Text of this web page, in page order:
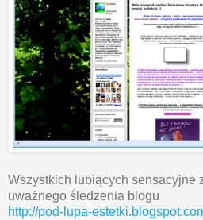
Wszystkich lubiących sensacyjne
uważnego śledzenia blogu
http://pod-lupa-